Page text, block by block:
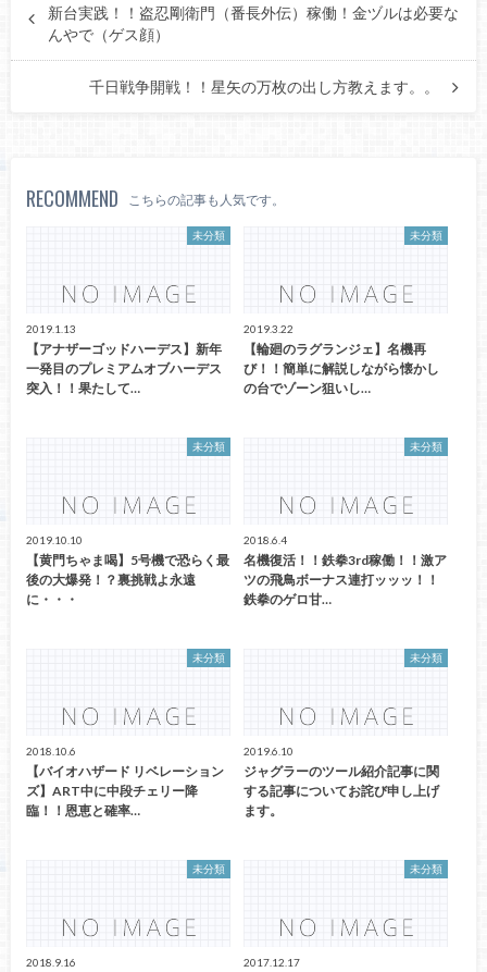
新台実践！！盗忍剛衛門（番長外伝）稼働！金ヅルは必要な
んやで（ゲス顔）
千日戦争開戦！！星矢の万枚の出し方教えます。。
RECOMMEND こちらの記事も人気です。
未分類
2019.1.13
【アナザーゴッドハーデス】新年
一発目のプレミアムオブハーデス
突入！！果たして…
未分類
2019.3.22
【輪廻のラグランジェ】名機再
び！！簡単に解説しながら懐かし
の台でゾーン狙いし…
未分類
2019.10.10
【黄門ちゃま喝】5号機で恐らく最
後の大爆発！？裏挑戦よ永遠
に・・・
未分類
2018.6.4
名機復活！！鉄拳3rd稼働！！激ア
ツの飛鳥ボーナス連打ッッッ！！
鉄拳のゲロ甘…
未分類
2018.10.6
【バイオハザード リベレーション
ズ】ART中に中段チェリー降
臨！！恩恵と確率…
未分類
2019.6.10
ジャグラーのツール紹介記事に関
する記事についてお詫び申し上げ
ます。
未分類
2018.9.16
未分類
2017.12.17